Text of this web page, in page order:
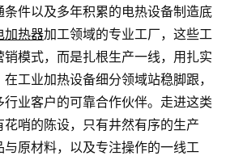
条件以及多年积累的电热设备制造底
加热器加工领域的专业工厂，这些工
模式，而是扎根生产一线，用扎实
工业加热设备细分领域站稳脚跟，
业客户的可靠合作伙伴。走进这类
哨的陈设，只有井然有序的生产
原材料，以及专注操作的一线工